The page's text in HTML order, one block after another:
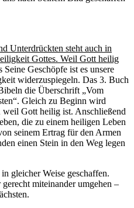
Unterdrückten steht auch in
Gottes. Weil Gott heilig
Seine Geschöpfe ist es unsere
widerzuspiegeln. Das 3. Buch
die Überschrift „Vom
Gleich zu Beginn wird
Gott heilig ist. Anschließend
die zu einem heiligen Leben
seinem Ertrag für den Armen
einen Stein in den Weg legen
gleicher Weise geschaffen.
miteinander umgehen –